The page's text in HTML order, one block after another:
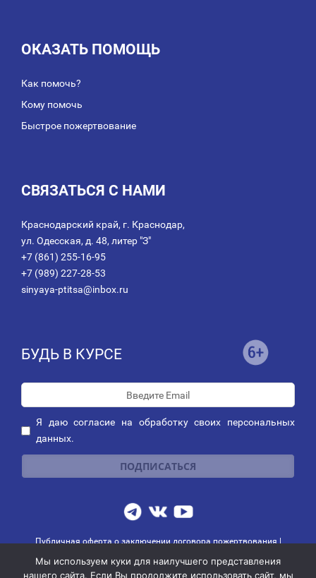
ОКАЗАТЬ ПОМОЩЬ
Как помочь?
Кому помочь
Быстрое пожертвование
СВЯЗАТЬСЯ С НАМИ
Краснодарский край, г. Краснодар,
ул. Одесская, д. 48, литер "З"
+7 (861) 255-16-95
+7 (989) 227-28-53
sinyaya-ptitsa@inbox.ru
БУДЬ В КУРСЕ
Я даюсогласие на обработку своих персональных
данных.
Публичная оферта о заключении договора пожертвования|
© 2014-2026 АНО благотворительных и социальных программ
Мы используем куки для наилучшего представления
нашего сайта. Если Вы продолжите использовать сайт, мы